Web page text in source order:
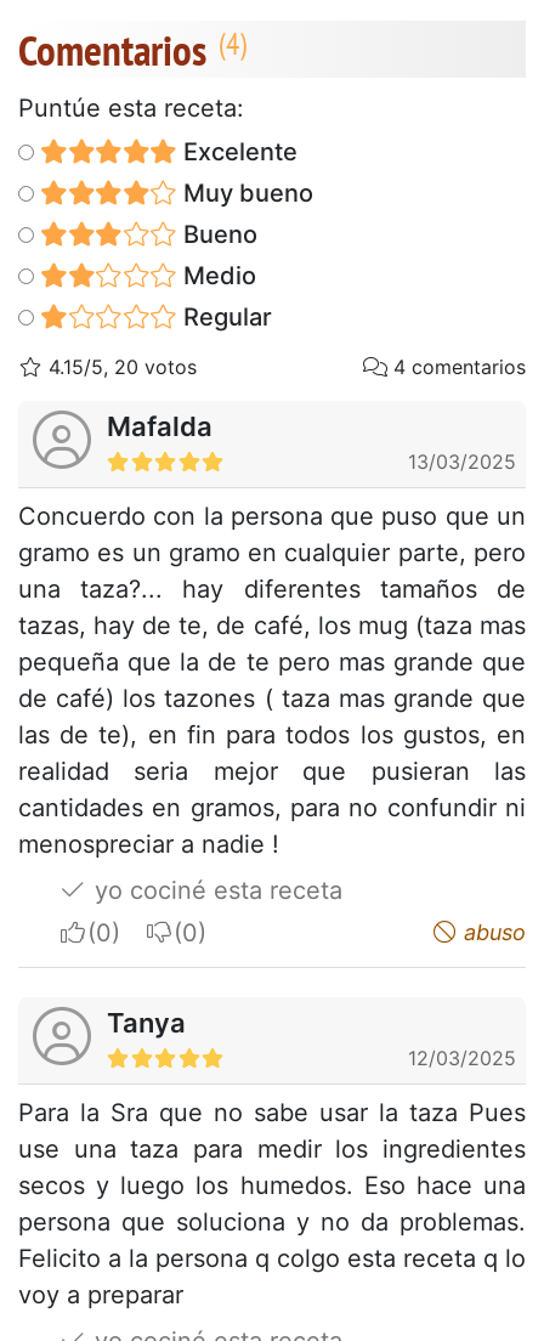
Comentarios
Puntúe esta receta:
Excelente
Muy bueno
Bueno
Medio
Regular
4.15/5, 20 votos 4 comentarios
Mafalda
13/03/2025
Concuerdo con la persona que puso que un
gramo es un gramo en cualquier parte, pero
una taza?... hay diferentes tamaños de
tazas, hay de te, de café, los mug (taza mas
pequeña que la de te pero mas grande que
de café) los tazones ( taza mas grande que
las de te), en fin para todos los gustos, en
realidad seria mejor que pusieran las
cantidades en gramos, para no confundir ni
menospreciar a nadie !
yo cociné esta receta
I apreciateI do not appreciate abuso
Tanya
12/03/2025
Para la Sra que no sabe usar la taza Pues
use una taza para medir los ingredientes
secos y luego los humedos. Eso hace una
persona que soluciona y no da problemas.
Felicito a la persona q colgo esta receta q lo
voy a preparar